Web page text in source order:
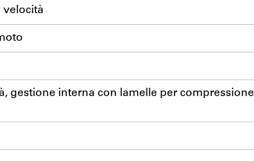
velocità
gestione interna con lamelle per compressione